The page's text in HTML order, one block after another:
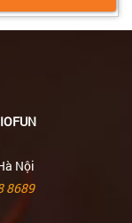
Nội
8689